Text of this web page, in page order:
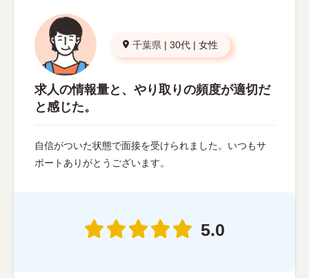
千葉県 | 30代 | 女性
求人の情報量と、やり取りの頻度が適切だ
と感じた。
自信がついた状態で面接を受けられました。いつもサ
ポートありがとうございます。
5.0